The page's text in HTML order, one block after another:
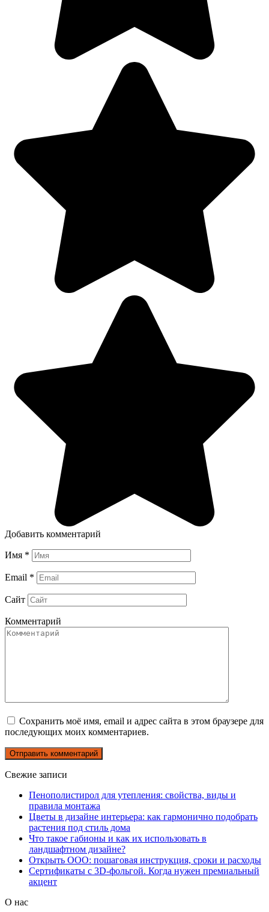
Добавить комментарий
Имя *
Email *
Сайт
Комментарий
Сохранить моё имя, email и адрес сайта в этом браузере для
последующих моих комментариев.
Свежие записи
Пенополистирол для утепления: свойства, виды и
правила монтажа
Цветы в дизайне интерьера: как гармонично подобрать
растения под стиль дома
Что такое габионы и как их использовать в
ландшафтном дизайне?
Открыть ООО: пошаговая инструкция, сроки и расходы
Сертификаты с 3D-фольгой. Когда нужен премиальный
акцент
О нас